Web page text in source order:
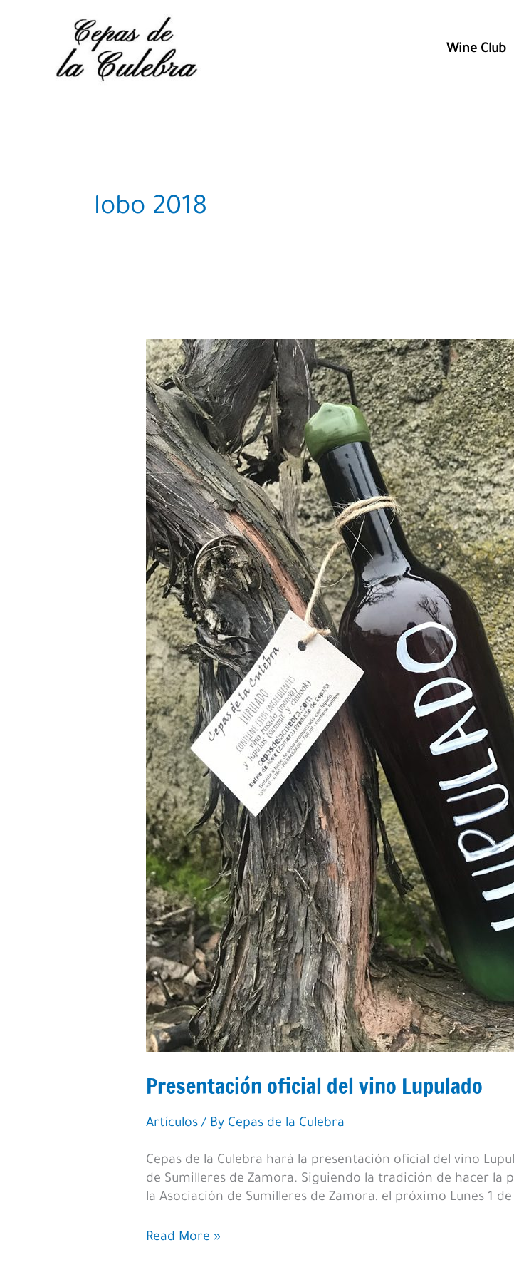
Wine Club
lobo 2018
Presentación oficial del vino Lupulado
Artículos / By Cepas de la Culebra
Cepas de la Culebra hará la presentación oficial del vino
de Sumilleres de Zamora. Siguiendo la tradición de hacer la
la Asociación de Sumilleres de Zamora, el próximo Lunes 1
Presentación
Read More »